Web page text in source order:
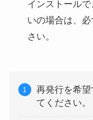
インストール
いの場合は、
さい。
再発行を希
てください。